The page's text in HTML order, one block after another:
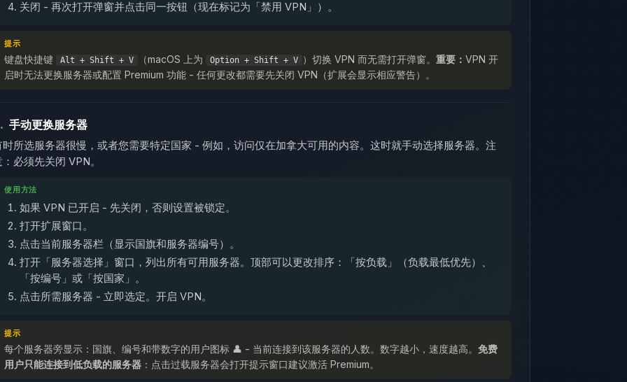
关闭 - 再次打开弹窗并点击同一按钮（现在标记为「禁用 VPN」）。
提示
键盘快捷键 Alt + Shift + V （macOS 上为 Option + Shift + V ）切换 VPN 而无需打开弹窗。 重要： VPN 开
启时无法更换服务器或配置 Premium 功能 - 任何更改都需要先关闭 VPN（扩展会显示相应警告）。
手动更换服务器
时所选服务器很慢，或者您需要特定国家 - 例如，访问仅在加拿大可用的内容。这时就手动选择服务器。注
：必须先关闭 VPN。
使用方法
如果 VPN 已开启 - 先关闭，否则设置被锁定。
打开扩展窗口。
点击当前服务器栏（显示国旗和服务器编号）。
打开「服务器选择」窗口，列出所有可用服务器。顶部可以更改排序：「按负载」（负载最低优先）、
「按编号」或「按国家」。
点击所需服务器 - 立即选定。开启 VPN。
提示
每个服务器旁显示：国旗、编号和带数字的用户图标 👤 - 当前连接到该服务器的人数。数字越小，速度越高。 免费
用户只能连接到低负载的服务器 ：点击过载服务器会打开提示窗口建议激活 Premium。